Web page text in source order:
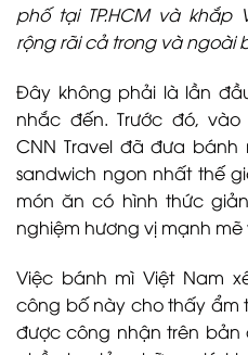
phố tại TP.HCM và khắp
rộng rãi cả trong và ngoài
Đây không phải là lần
nhắc đến. Trước đó,
CNN Travel đã đưa
sandwich ngon nhất thế
món ăn có hình thức
nghiệm hương vị mạnh
Việc bánh mì Việt Nam
công bố này cho thấy ẩm
được công nhận trên bản